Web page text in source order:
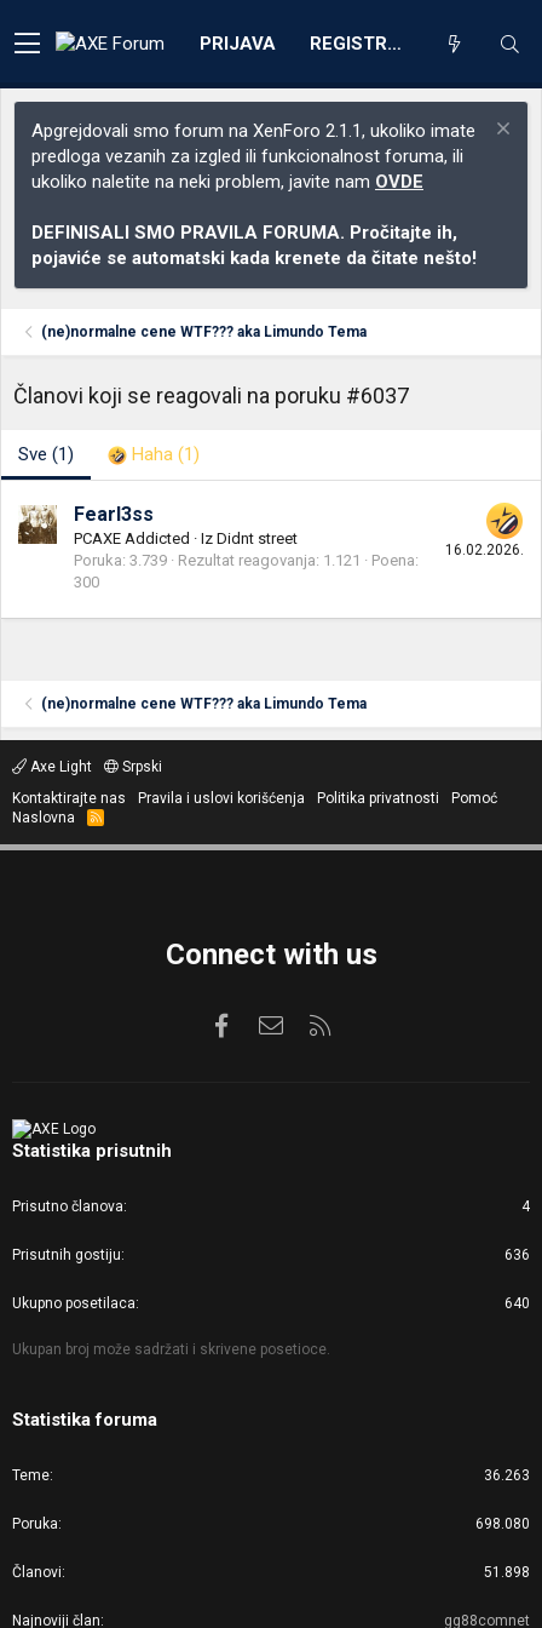
PRIJAVA REGISTRACIJA
Apgrejdovali smo forum na XenForo 2.1.1, ukoliko imate
predloga vezanih za izgled ili funkcionalnost foruma, ili
ukoliko naletite na neki problem, javite nam OVDE
DEFINISALI SMO PRAVILA FORUMA. Pročitajte ih,
pojaviće se automatski kada krenete da čitate nešto!
(ne)normalne cene WTF??? aka Limundo Tema
Članovi koji se reagovali na poruku #6037
Sve (1) Haha (1)
16.02.2026.
Fearl3ss
PCAXE Addicted · Iz Didnt street
Poruka 3.739 Rezultat reagovanja 1.121
Poena
300
(ne)normalne cene WTF??? aka Limundo Tema
Axe Light
Srpski
Kontaktirajte nas
Pravila i uslovi korišćenja Politika privatnosti
Pomoć
Naslovna
R
S
Connect with us
FacebookKontaktirajte nas
Statistika prisutnih
Prisutno članova 4
Prisutnih gostiju 636
Ukupno posetilaca 640
Ukupan broj može sadržati i skrivene posetioce.
Statistika foruma
Teme 36.263
Poruka 698.080
Članovi 51.898
Najnoviji član gg88comnet